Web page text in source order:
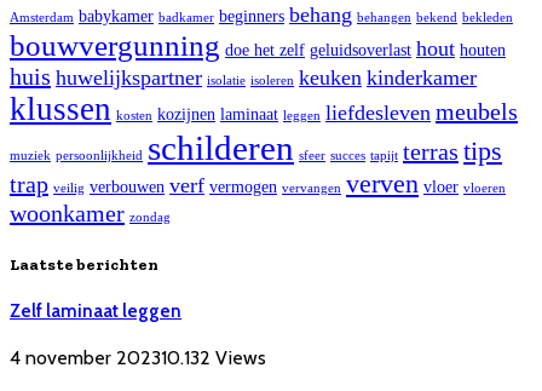
Amsterdam babykamer badkamer beginners behang behangen bekend bekleden
bouwvergunning doe het zelf geluidsoverlast hout houten
huis huwelijkspartner isolatie isoleren keuken kinderkamer
klussen kosten kozijnen laminaat leggen liefdesleven meubels
muziek persoonlijkheid schilderen sfeer succes tapijt terras tips
trap veilig verbouwen verf vermogen vervangen verven vloer vloeren
woonkamer zondag
Laatste berichten
Zelf laminaat leggen
4 november 202310.132 Views